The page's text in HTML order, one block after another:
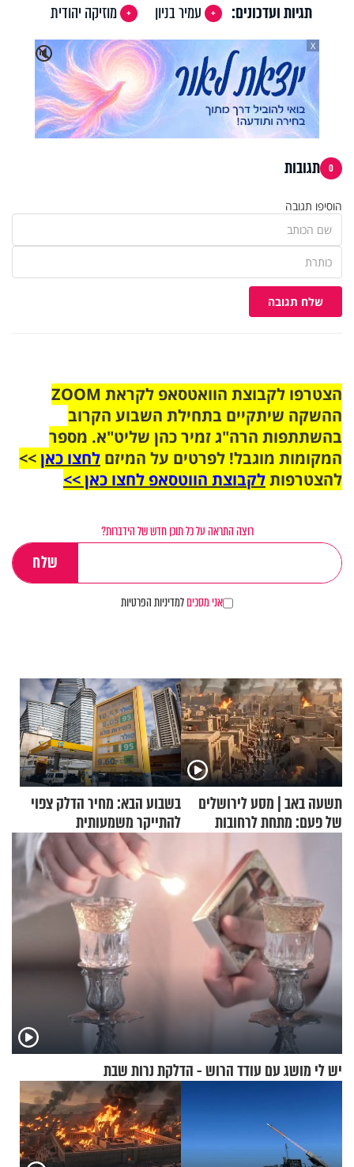
תגיות ועדכונים: עמיר בניון
מוזיקה יהודית
🔇
X
0 תגובות
הוסיפו תגובה
שלח תגובה
הצטרפו לקבוצת הוואטסאפ לקראת ZOOM
ההשקה שיתקיים בתחילת השבוע הקרוב
בהשתתפות הרה"ג זמיר כהן שליט"א. מספר
המקומות מוגבל! לפרטים על המיזם לחצו כאן>>
להצטרפותלקבוצת הווטסאפ לחצו כאן >>
רוצה התראה על כל תוכן חדש של הידברות?
אני מסכיםלמדיניות הפרטיות
תשעה באב | מסע לירושלים
של פעם: מתחת לרחובות
בשבוע הבא: מחיר הדלק צפוי
להתייקר משמעותית
יש לי מושג עם עודד הרוש - הדלקת נרות שבת